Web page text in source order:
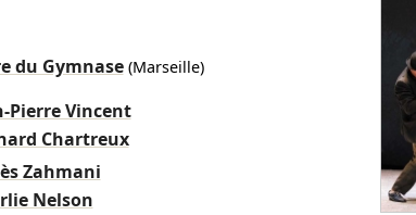
du Gymnase(Marseille)
Pierre Vincent
Chartreux
Zahmani
Nelson